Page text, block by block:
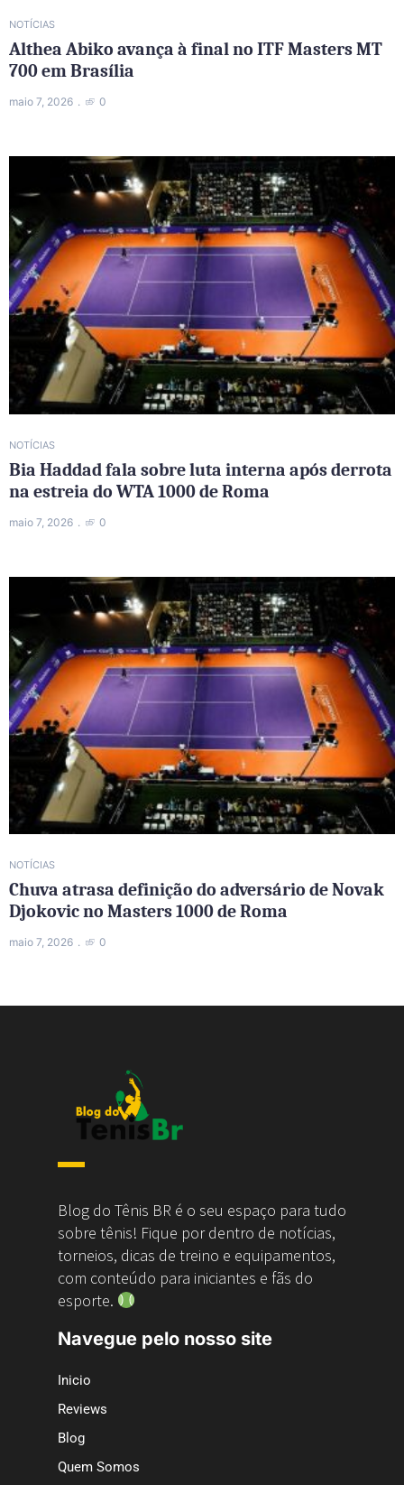
NOTÍCIAS
Althea Abiko avança à final no ITF Masters MT
700 em Brasília
maio 7, 2026 0
NOTÍCIAS
Bia Haddad fala sobre luta interna após derrota
na estreia do WTA 1000 de Roma
maio 7, 2026 0
NOTÍCIAS
Chuva atrasa definição do adversário de Novak
Djokovic no Masters 1000 de Roma
maio 7, 2026 0
Blog do Tênis BR é o seu espaço para tudo
sobre tênis! Fique por dentro de notícias,
torneios, dicas de treino e equipamentos,
com conteúdo para iniciantes e fãs do
esporte.
Navegue pelo nosso site
Inicio
Reviews
Blog
Quem Somos